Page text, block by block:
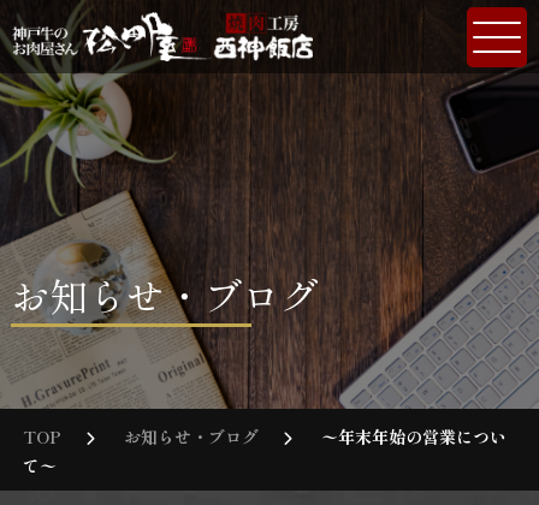
お知らせ・ブログ
TOP お知らせ・ブログ
〜年末年始の営業につい
て〜